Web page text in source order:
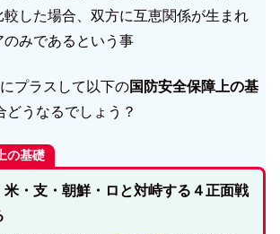
較した場合、双方に互恵関係が生まれ
のみであるという事
プラスして以下の国防安全保障上の基
どうなるでしょう？
の基礎
米・支・朝鮮・ロと対峙する４正面戦